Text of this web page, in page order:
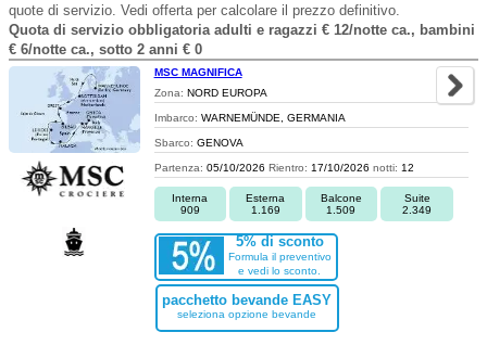
quote di servizio. Vedi offerta per calcolare il prezzo definitivo.
Quota di servizio obbligatoria adulti e ragazzi € 12/notte ca., bambini
€ 6/notte ca., sotto 2 anni € 0
MSC MAGNIFICA
Zona: NORD EUROPA
Imbarco: WARNEMÜNDE, GERMANIA
Sbarco: GENOVA
Partenza: 05/10/2026 Rientro: 17/10/2026 notti: 12
Interna
909
Esterna
1.169
Balcone
1.509
Suite
2.349
5% di sconto
Formula il preventivo
e vedi lo sconto.
pacchetto bevande EASY
seleziona opzione bevande